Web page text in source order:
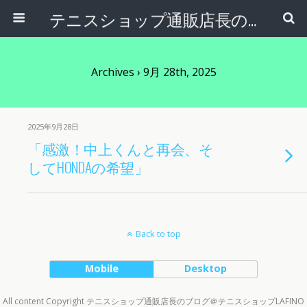
テニスショップ通販店長のブログ＠テニスショップLAFINO 西山克久
Archives › 9月 28th, 2025
2025年9月28日
「感激！中上くんと再会、そ
してHONDAの希望」
Back to top
Mobile Desktop
All content Copyright テニスショップ通販店長のブログ＠テニスショップLAFINO